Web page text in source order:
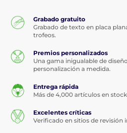
Grabado gratuito
Grabado de texto en placa
trofeos.
Premios personalizados
Una gama inigualable de
personalización a medida.
Entrega rápida
Más de 4,000 artículos en stock
Excelentes críticas
Verificado en sitios de revisión